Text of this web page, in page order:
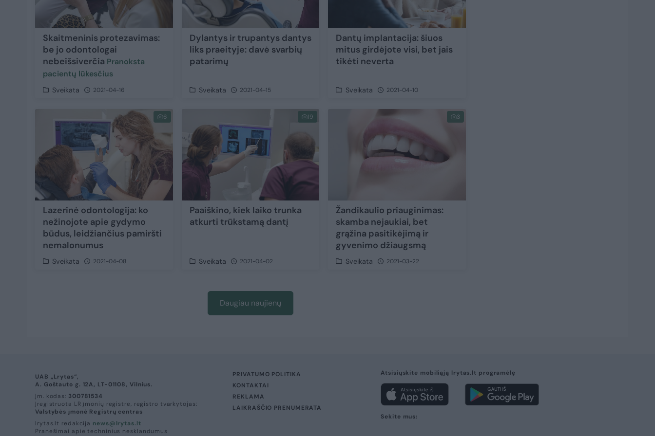
Skaitmeninis protezavimas:
be jo odontologai
nebeišsiverčia Pranoksta
pacientų lūkesčius
Sveikata 2021-04-16
Dylantys ir trupantys dantys
liks praeityje: davė svarbių
patarimų
Sveikata 2021-04-15
Dantų implantacija: šiuos
mitus girdėjote visi, bet jais
tikėti neverta
Sveikata 2021-04-10
6
Lazerinė odontologija: ko
nežinojote apie gydymo
būdus, leidžiančius pamiršti
nemalonumus
Sveikata 2021-04-08
19
Paaiškino, kiek laiko trunka
atkurti trūkstamą dantį
Sveikata 2021-04-02
3
Žandikaulio priauginimas:
skamba nejaukiai, bet
grąžina pasitikėjimą ir
gyvenimo džiaugsmą
Sveikata 2021-03-22
Daugiau naujienų
UAB „Lrytas“,
A. Goštauto g. 12A, LT-01108, Vilnius.
Įm. kodas: 300781534
Įregistruota LR įmonių registre, registro tvarkytojas:
Valstybės įmonė Registrų centras
lrytas.lt redakcija news@lrytas.lt
Pranešimai apie techninius nesklandumus
PRIVATUMO POLITIKA
KONTAKTAI
REKLAMA
LAIKRAŠČIO PRENUMERATA
Atsisiųskite mobiliąją lrytas.lt programėlę
Sekite mus: